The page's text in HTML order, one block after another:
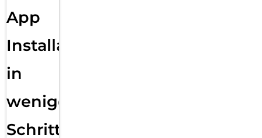
App
Installation
in
wenigen
Schritten